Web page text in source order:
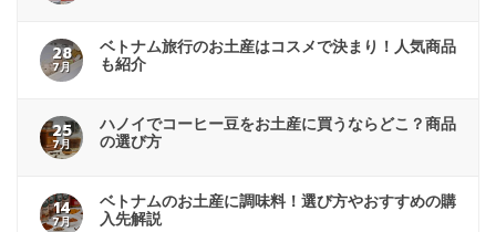
28
7月
ベトナム旅行のお土産はコスメで決まり！人気商品
も紹介
25
7月
ハノイでコーヒー豆をお土産に買うならどこ？商品
の選び方
14
7月
ベトナムのお土産に調味料！選び方やおすすめの購
入先解説